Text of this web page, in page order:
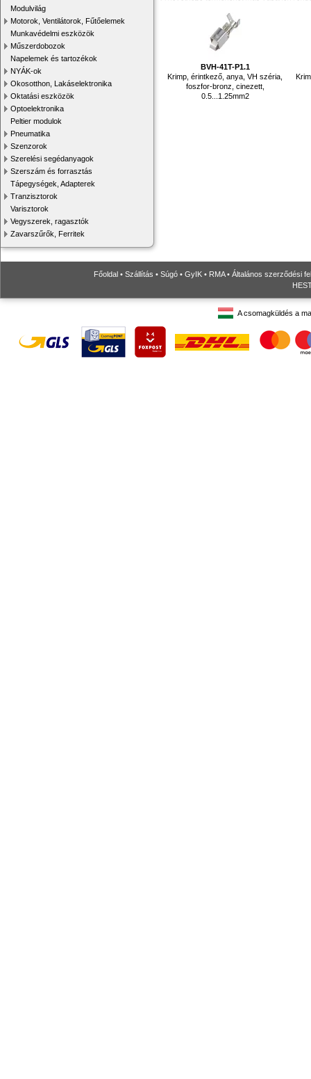
Modulvilág
Motorok, Ventilátorok, Fűtőelemek
Munkavédelmi eszközök
Műszerdobozok
Napelemek és tartozékok
NYÁK-ok
Okosotthon, Lakáselektronika
Oktatási eszközök
Optoelektronika
Peltier modulok
Pneumatika
Szenzorok
Szerelési segédanyagok
Szerszám és forrasztás
Tápegységek, Adapterek
Tranzisztorok
Varisztorok
Vegyszerek, ragasztók
Zavarszűrők, Ferritek
BVH-41T-P1.1
Krimp, érintkező, anya, VH széria,
foszfor-bronz, cinezett,
0.5...1.25mm2
Főoldal • Szállítás • Súgó • GyIK • RMA• Általános szerződési
A csomagküldés a